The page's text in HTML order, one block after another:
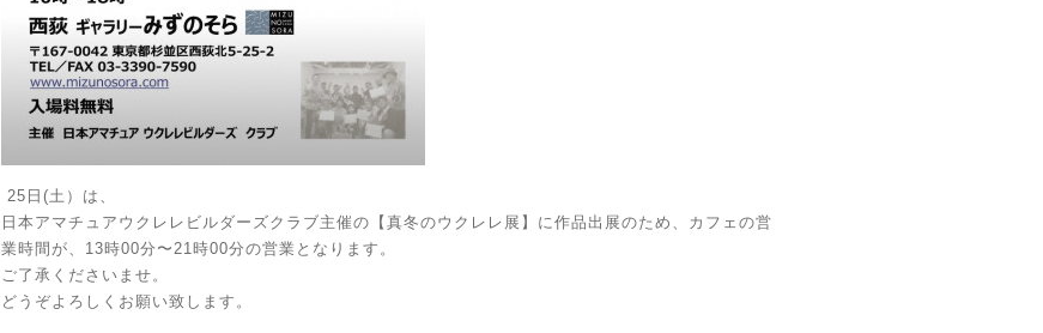
25日(土）は、
日本アマチュアウクレレビルダーズクラブ主催の【真冬のウクレレ展】に作品出展のため、カフェの営
業時間が、 13時00分〜21時00分の営業となります。
ご了承くださいませ。
どうぞよろしくお願い致します。